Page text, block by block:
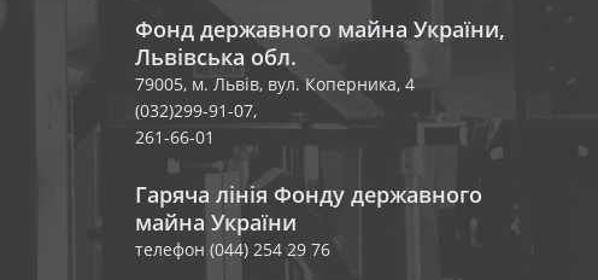
Фонд державного майна України,
Львівська обл.
79005, м. Львів, вул. Коперника, 4
(032)299-91-07,
261-66-01
Гаряча лінія Фонду державного
майна України
телефон (044) 254 29 76